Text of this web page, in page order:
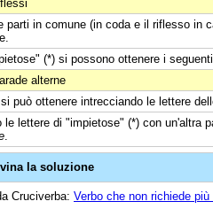
parti in comune (in coda e il riflesso in
(*) si possono ottenere i
alterne
può ottenere intrecciando le lettere
le lettere di "impietose" (*) con un'altra
la soluzione
Cruciverba: Verbo che non richiede